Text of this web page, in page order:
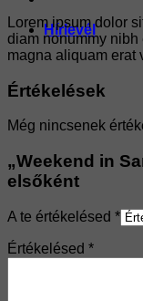
Hírlevél
Lorem ipsum dolor
diam nonummy
magna aliquam erat
Értékelések
Még nincsenek
„Weekend in
elsőként
A te értékelésed *
Értékelésed *